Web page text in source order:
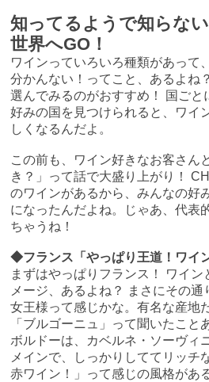
知ってるようで知らな
世界へGO！
ワインっていろいろ種類があって
分かんない！ってこと、あるよね
選んでみるのがおすすめ！ 国ご
好みの国を見つけられると、ワイ
しくなるんだよ。
この前も、ワイン好きなお客さん
き？」って話で大盛り上がり！
のワインがあるから、みんなの好
になったんだよね。じゃあ、代表
ちゃうね！
◆フランス「やっぱり王道！ワイ
まずはやっぱりフランス！ ワイン
メージ、あるよね？ まさにその通
女王様って感じかな。有名な産地
「ブルゴーニュ」って聞いたこと
ボルドーは、カベルネ・ソーヴィ
メインで、しっかりしててリッチ
赤ワイン！」って感じの風格があ